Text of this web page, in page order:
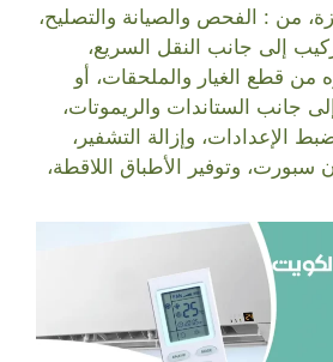
من : الفحص والصيانة والتصليح،
إلى جانب النقل السريع،
من قطع الغيار والملحقات، أو
جانب الستاندات والريموتات،
الإعدادات، وإزالة التشفير،
وتوفير الأطباق اللاقطة،